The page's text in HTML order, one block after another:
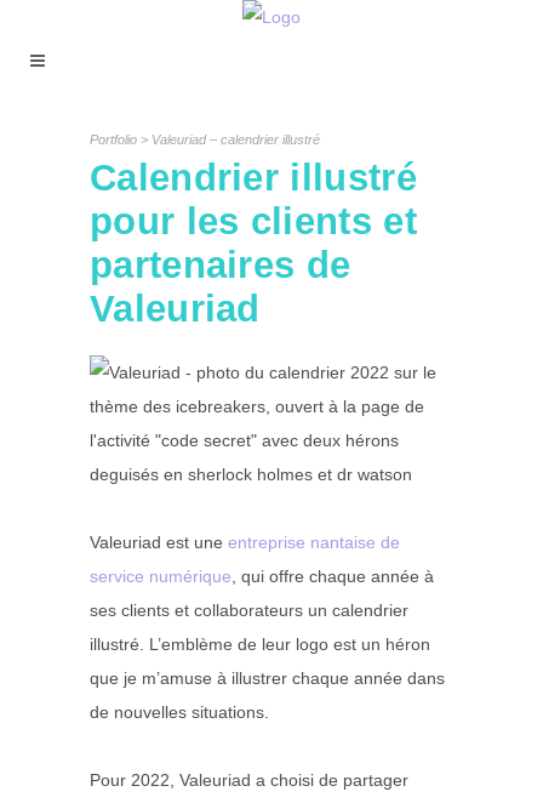
Portfolio > Valeuriad – calendrier illustré
Calendrier illustré
pour les clients et
partenaires de
Valeuriad
Valeuriad est une entreprise nantaise de
service numérique , qui offre chaque année à
ses clients et collaborateurs un calendrier
illustré. L’emblème de leur logo est un héron
que je m’amuse à illustrer chaque année dans
de nouvelles situations.
Pour 2022, Valeuriad a choisi de partager